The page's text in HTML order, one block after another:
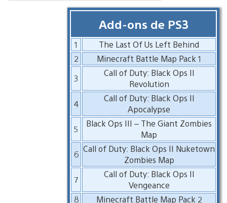
Add-ons de PS3
1
The Last Of Us Left Behind
2
Minecraft Battle Map Pack 1
3
Call of Duty: Black Ops II
Revolution
4
Call of Duty: Black Ops II
Apocalypse
5
Black Ops III – The Giant Zombies
Map
6
Call of Duty: Black Ops II Nuketown
Zombies Map
7
Call of Duty: Black Ops II
Vengeance
8
Minecraft Battle Map Pack 2